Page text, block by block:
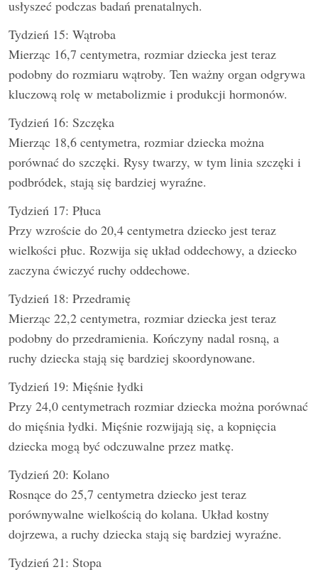
usłyszeć podczas badań prenatalnych.
Tydzień 15: Wątroba
Mierząc 16,7 centymetra, rozmiar dziecka jest teraz
podobny do rozmiaru wątroby. Ten ważny organ odgrywa
kluczową rolę w metabolizmie i produkcji hormonów.
Tydzień 16: Szczęka
Mierząc 18,6 centymetra, rozmiar dziecka można
porównać do szczęki. Rysy twarzy, w tym linia szczęki i
podbródek, stają się bardziej wyraźne.
Tydzień 17: Płuca
Przy wzroście do 20,4 centymetra dziecko jest teraz
wielkości płuc. Rozwija się układ oddechowy, a dziecko
zaczyna ćwiczyć ruchy oddechowe.
Tydzień 18: Przedramię
Mierząc 22,2 centymetra, rozmiar dziecka jest teraz
podobny do przedramienia. Kończyny nadal rosną, a
ruchy dziecka stają się bardziej skoordynowane.
Tydzień 19: Mięśnie łydki
Przy 24,0 centymetrach rozmiar dziecka można porównać
do mięśnia łydki. Mięśnie rozwijają się, a kopnięcia
dziecka mogą być odczuwalne przez matkę.
Tydzień 20: Kolano
Rosnące do 25,7 centymetra dziecko jest teraz
porównywalne wielkością do kolana. Układ kostny
dojrzewa, a ruchy dziecka stają się bardziej wyraźne.
Tydzień 21: Stopa